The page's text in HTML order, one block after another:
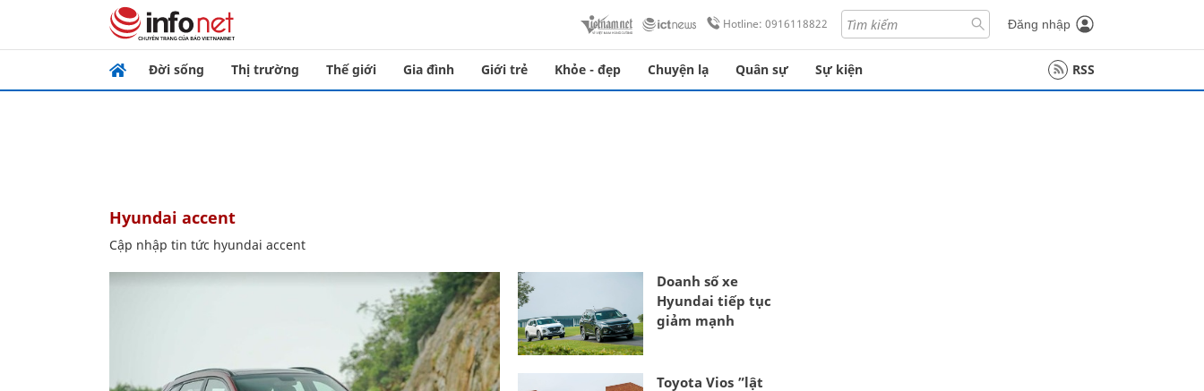
Hotline: 0916118822 Đăng nhập
Đời sống Thị trường Thế giới Gia đình Giới trẻ Khỏe - đẹp Chuyện lạ Quân sự Sự kiện RSS
hyundai accent
Cập nhập tin tức hyundai accent
Doanh số xe
Hyundai tiếp tục
giảm mạnh
Toyota Vios ”lật